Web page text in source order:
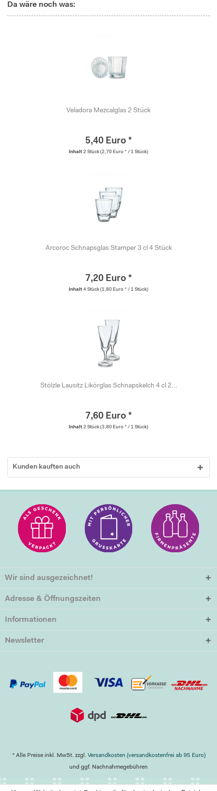
Da wäre noch was:
Veladora Mezcalglas 2 Stück
5,40 Euro *
Inhalt 2 Stück (2,70 Euro * / 1 Stück)
Arcoroc Schnapsglas Stamper 3 cl 4 Stück
7,20 Euro *
Inhalt 4 Stück (1,80 Euro * / 1 Stück)
Stölzle Lausitz Likörglas Schnapskelch 4 cl 2...
7,60 Euro *
Inhalt 2 Stück (3,80 Euro * / 1 Stück)
Kunden kauften auch
Wir sind ausgezeichnet!
Adresse & Öffnungszeiten
Informationen
Newsletter
* Alle Preise inkl. MwSt. zzgl. Versandkosten (versandkostenfrei ab 95 Euro)
und ggf. Nachnahmegebühren